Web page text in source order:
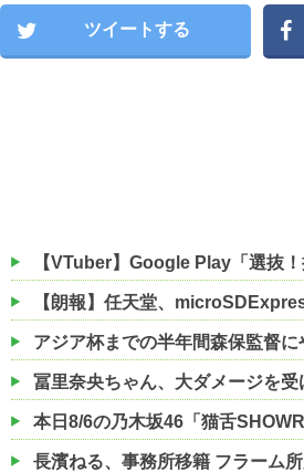
ツイートする
【朗報】任天堂、
アジア杯までの半年間森保監督
冨里奈央ちゃん、大ダメージを受
本日8/6の乃木坂46「猫舌
長濱ねる、事務所移籍 フラーム